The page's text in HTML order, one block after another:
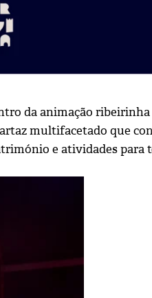
da animação
multifacetado que
e atividades para